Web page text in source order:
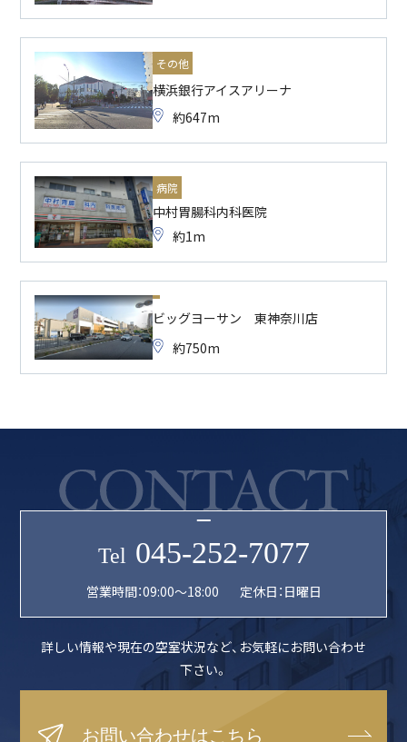
その他
横浜銀行アイスアリーナ
約647m
病院
中村胃腸科内科医院
約1m
ビッグヨーサン 東神奈川店
約750m
Tel 045-252-7077
営業時間：09:00〜18:00 定休日：日曜日
詳しい情報や現在の空室状況など、 お気軽にお問い合わせ
下さい。
お問い合わせはこちら